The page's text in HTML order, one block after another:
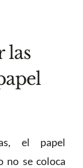
las
el papel
no se coloca